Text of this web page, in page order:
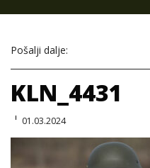
Pošalji dalje:
KLN_4431
01.03.2024